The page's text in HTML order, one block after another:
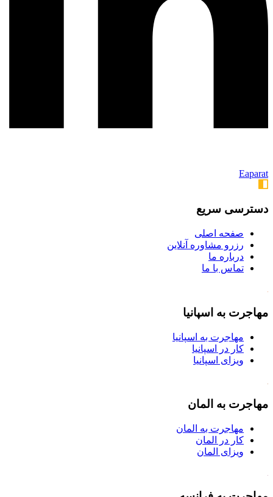
Eaparat
دسترسی سریع
صفحه اصلی
رزرو مشاوره آنلاین
درباره ما
تماس با ما
مهاجرت به اسپانیا
مهاجرت به اسپانیا
کار در اسپانیا
ویزای اسپانیا
مهاجرت به المان
مهاجرت به المان
کار در المان
ویزای المان